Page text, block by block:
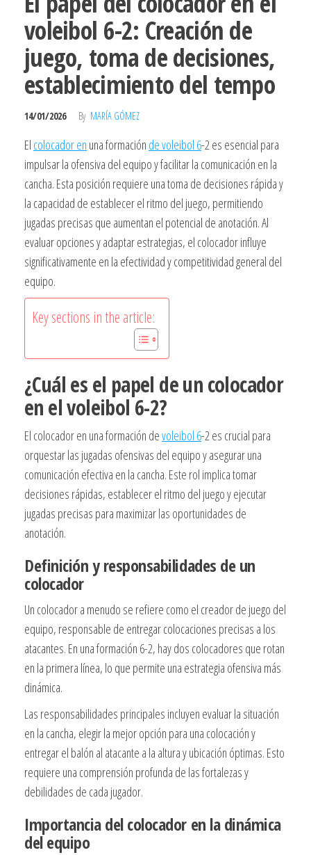
voleibol 6-2: Creación de
juego, toma de decisiones,
establecimiento del tempo
14/01/2026 By MARÍA GÓMEZ
El colocador en una formación de voleibol 6-2 es esencial para
impulsar la ofensiva del equipo y facilitar la comunicación en la
cancha. Esta posición requiere una toma de decisiones rápida y
la capacidad de establecer el ritmo del juego, permitiendo
jugadas precisas que aumentan el potencial de anotación. Al
evaluar opciones y adaptar estrategias, el colocador influye
significativamente en la efectividad y competitividad general del
equipo.
Key sections in the article:
¿Cuál es el papel de un colocador
en el voleibol 6-2?
El colocador en una formación devoleibol 6-2 es crucial para
orquestar las jugadas ofensivas del equipo y asegurar una
comunicación efectiva en la cancha. Este rol implica tomar
decisiones rápidas, establecer el ritmo del juego y ejecutar
jugadas precisas para maximizar las oportunidades de
anotación.
Definición y responsabilidades de un
colocador
Un colocador a menudo se refiere como el creador de juego del
equipo, responsable de entregar colocaciones precisas a los
atacantes. En una formación 6-2, hay dos colocadores que rotan
en la primera línea, lo que permite una estrategia ofensiva más
dinámica.
Las responsabilidades principales incluyen evaluar la situación
en la cancha, elegir la mejor opción para una colocación y
entregar el balón al atacante a la altura y ubicación óptimas. Esto
requiere una comprensión profunda de las fortalezas y
debilidades de cada jugador.
Importancia del colocador en la dinámica
del equipo